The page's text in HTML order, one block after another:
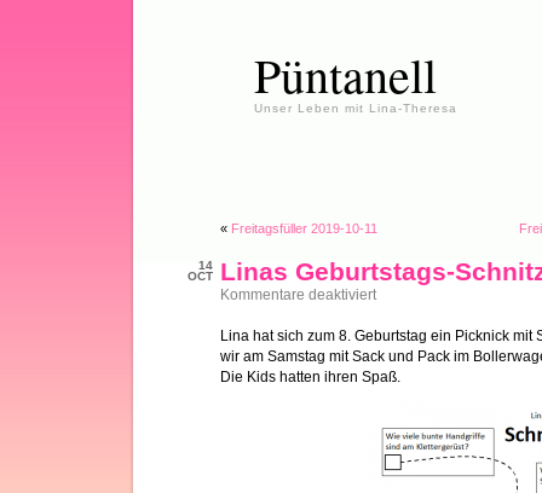
Püntanell
Unser Leben mit Lina-Theresa
« Freitagsfüller 2019-10-11
14
OCT
Linas Geburtstags-
Kommentare deaktiviertfür
Schnitzeljagd
Lina hat sich zum 8. Geburtstag ein Picknick
wir am Samstag mit Sack und Pack im
Die Kids hatten ihren Spaß.